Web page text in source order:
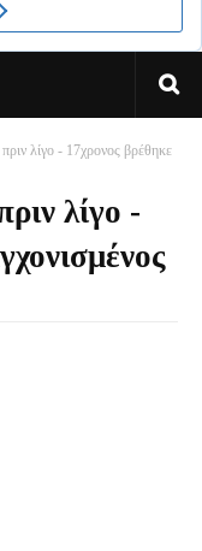
λίγο - 17χρονος βρέθηκε
λίγο -